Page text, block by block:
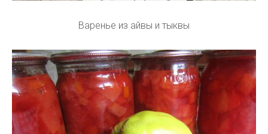
Варенье из айвы и тыквы